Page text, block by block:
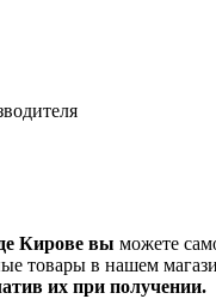
Кирове вы можете
товары в нашем
их при получении.